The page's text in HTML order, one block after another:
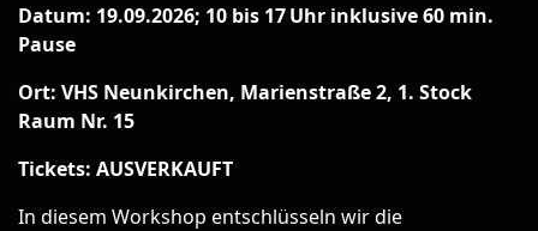
Datum: 19.09.2026; 10 bis 17 Uhr inklusive 60 min.
Pause
Ort: VHS Neunkirchen, Marienstraße 2, 1. Stock
Raum Nr. 15
Tickets: AUSVERKAUFT
In diesem Workshop entschlüsseln wir die